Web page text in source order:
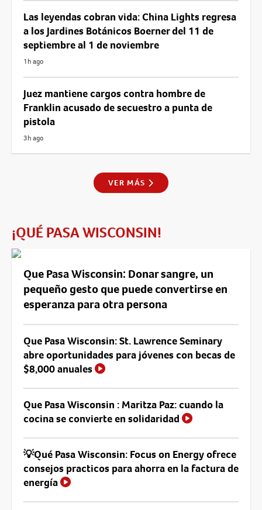
Las leyendas cobran vida: China Lights regresa
a los Jardines Botánicos Boerner del 11 de
septiembre al 1 de noviembre
1h ago
Juez mantiene cargos contra hombre de
Franklin acusado de secuestro a punta de
pistola
3h ago
VER MÁS
¡QUÉ PASA WISCONSIN!
Que Pasa Wisconsin: Donar sangre, un
pequeño gesto que puede convertirse en
esperanza para otra persona
Que Pasa Wisconsin: St. Lawrence Seminary
abre oportunidades para jóvenes con becas de
$8,000 anuales
Que Pasa Wisconsin : Maritza Paz: cuando la
cocina se convierte en solidaridad
💡Qué Pasa Wisconsin: Focus on Energy ofrece
consejos practicos para ahorra en la factura de
energía